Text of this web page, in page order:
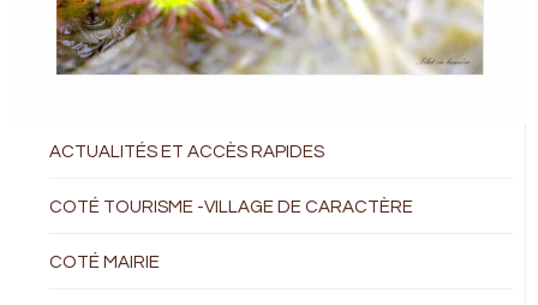
ACTUALITÉS ET ACCÈS RAPIDES
COTÉ TOURISME -VILLAGE DE CARACTÈRE
COTÉ MAIRIE